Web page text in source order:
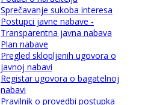
Sprečavanje sukoba interesa
Postupci javne nabave -
Transparentna javna nabava
Plan nabave
Pregled sklopljenih ugovora o
javnoj nabavi
Registar ugovora o bagatelnoj
nabavi
Pravilnik o provedbi postupka